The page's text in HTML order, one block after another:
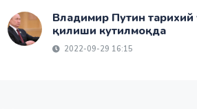
Владимир Путин тарихий
қилиши кутилмоқда
2022-09-29 16:15